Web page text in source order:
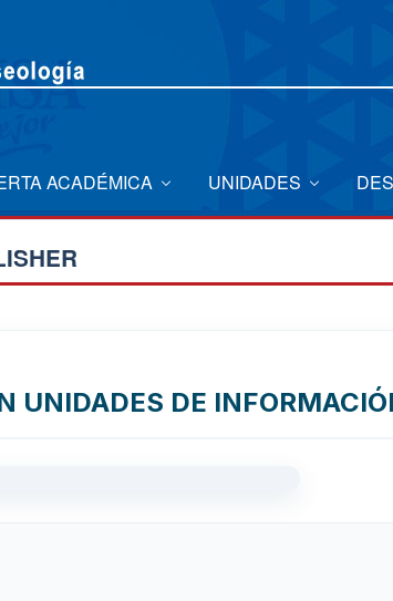
ACADÉMICA UNIDADES
UNIDADES DE